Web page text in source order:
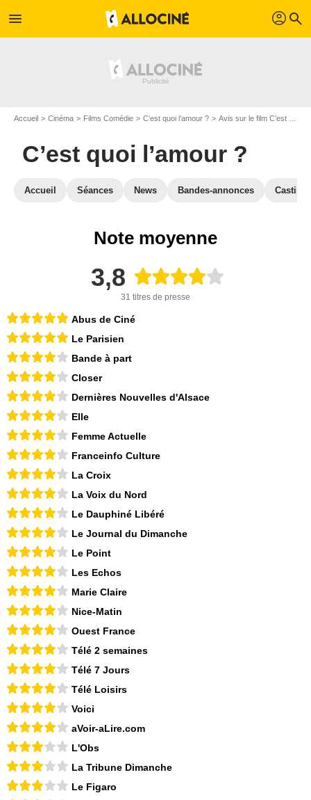
menu profil search
Accueil Cinéma Films Comédie C’est quoi l’amour ? Avis sur le film C’est quoi l’amour ?
C’est quoi l’amour ?
Accueil Séances News Bandes-annonces Casting
Note moyenne
3,8
31 titres de presse
Abus de Ciné
Le Parisien
Bande à part
Closer
Dernières Nouvelles d'Alsace
Elle
Femme Actuelle
Franceinfo Culture
La Croix
La Voix du Nord
Le Dauphiné Libéré
Le Journal du Dimanche
Le Point
Les Echos
Marie Claire
Nice-Matin
Ouest France
Télé 2 semaines
Télé 7 Jours
Télé Loisirs
Voici
aVoir-aLire.com
L'Obs
La Tribune Dimanche
Le Figaro